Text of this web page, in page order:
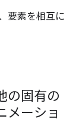
要素を相互に
の固有の
メーショ